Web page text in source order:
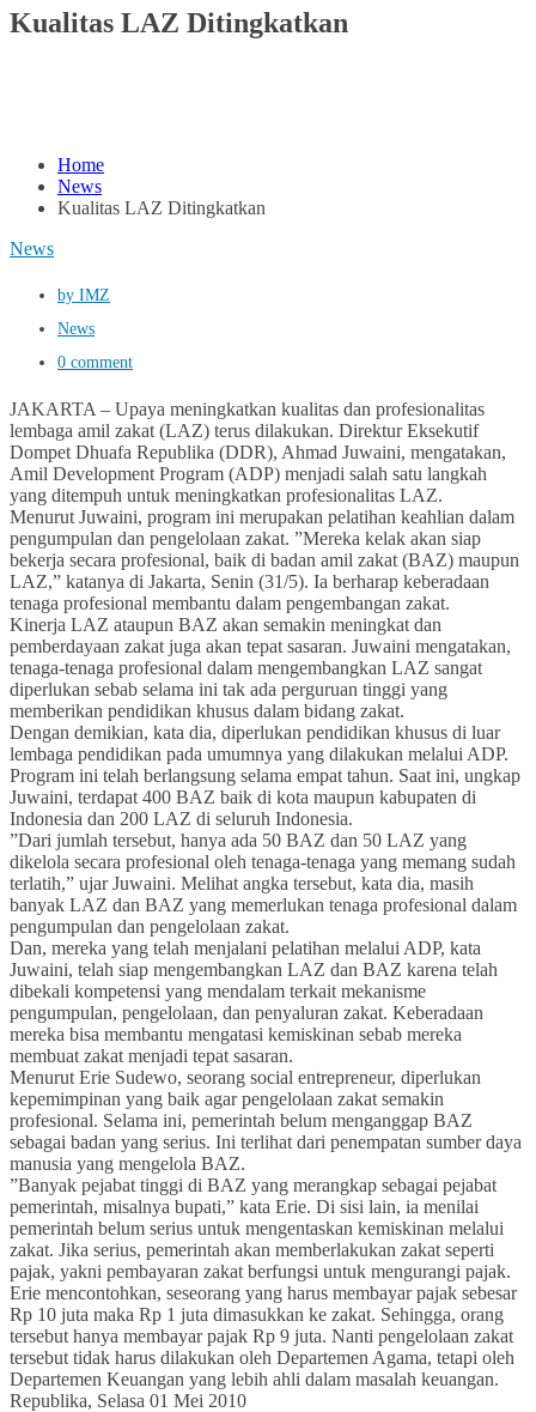
Kualitas LAZ Ditingkatkan
Home
News
Kualitas LAZ Ditingkatkan
News
by IMZ
News
0 comment
JAKARTA – Upaya meningkatkan kualitas dan profesionalitas
lembaga amil zakat (LAZ) terus dilakukan. Direktur Eksekutif
Dompet Dhuafa Republika (DDR), Ahmad Juwaini, mengatakan,
Amil Development Program (ADP) menjadi salah satu langkah
yang ditempuh untuk meningkatkan profesionalitas LAZ.
Menurut Juwaini, program ini merupakan pelatihan keahlian dalam
pengumpulan dan pengelolaan zakat. ”Mereka kelak akan siap
bekerja secara profesional, baik di badan amil zakat (BAZ) maupun
LAZ,” katanya di Jakarta, Senin (31/5). Ia berharap keberadaan
tenaga profesional membantu dalam pengembangan zakat.
Kinerja LAZ ataupun BAZ akan semakin meningkat dan
pemberdayaan zakat juga akan tepat sasaran. Juwaini mengatakan,
tenaga-tenaga profesional dalam mengembangkan LAZ sangat
diperlukan sebab selama ini tak ada perguruan tinggi yang
memberikan pendidikan khusus dalam bidang zakat.
Dengan demikian, kata dia, diperlukan pendidikan khusus di luar
lembaga pendidikan pada umumnya yang dilakukan melalui ADP.
Program ini telah berlangsung selama empat tahun. Saat ini, ungkap
Juwaini, terdapat 400 BAZ baik di kota maupun kabupaten di
Indonesia dan 200 LAZ di seluruh Indonesia.
”Dari jumlah tersebut, hanya ada 50 BAZ dan 50 LAZ yang
dikelola secara profesional oleh tenaga-tenaga yang memang sudah
terlatih,” ujar Juwaini. Melihat angka tersebut, kata dia, masih
banyak LAZ dan BAZ yang memerlukan tenaga profesional dalam
pengumpulan dan pengelolaan zakat.
Dan, mereka yang telah menjalani pelatihan melalui ADP, kata
Juwaini, telah siap mengembangkan LAZ dan BAZ karena telah
dibekali kompetensi yang mendalam terkait mekanisme
pengumpulan, pengelolaan, dan penyaluran zakat. Keberadaan
mereka bisa membantu mengatasi kemiskinan sebab mereka
membuat zakat menjadi tepat sasaran.
Menurut Erie Sudewo, seorang social entrepreneur, diperlukan
kepemimpinan yang baik agar pengelolaan zakat semakin
profesional. Selama ini, pemerintah belum menganggap BAZ
sebagai badan yang serius. Ini terlihat dari penempatan sumber daya
manusia yang mengelola BAZ.
”Banyak pejabat tinggi di BAZ yang merangkap sebagai pejabat
pemerintah, misalnya bupati,” kata Erie. Di sisi lain, ia menilai
pemerintah belum serius untuk mengentaskan kemiskinan melalui
zakat. Jika serius, pemerintah akan memberlakukan zakat seperti
pajak, yakni pembayaran zakat berfungsi untuk mengurangi pajak.
Erie mencontohkan, seseorang yang harus membayar pajak sebesar
Rp 10 juta maka Rp 1 juta dimasukkan ke zakat. Sehingga, orang
tersebut hanya membayar pajak Rp 9 juta. Nanti pengelolaan zakat
tersebut tidak harus dilakukan oleh Departemen Agama, tetapi oleh
Departemen Keuangan yang lebih ahli dalam masalah keuangan.
Republika, Selasa 01 Mei 2010